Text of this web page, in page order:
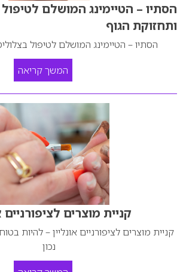
הסתיו – הטיימינג המושלם
ותחזוקת הגוף
הסתיו – הטיימינג המושלם לטיפול
המשך קריאה
קניית מוצרים לציפורניים
קניית מוצרים לציפורניים אונליין – להיות
נכון